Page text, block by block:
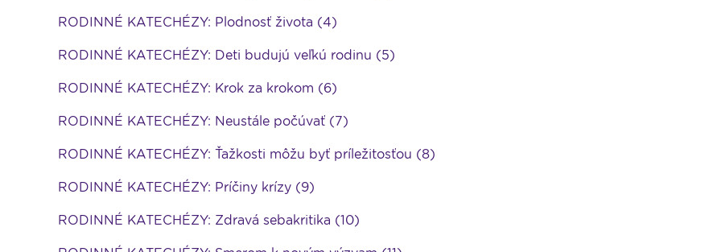
RODINNÉ KATECHÉZY: Plodnosť života (4)
RODINNÉ KATECHÉZY: Deti budujú veľkú rodinu (5)
RODINNÉ KATECHÉZY: Krok za krokom (6)
RODINNÉ KATECHÉZY: Neustále počúvať (7)
RODINNÉ KATECHÉZY: Ťažkosti môžu byť príležitosťou (8)
RODINNÉ KATECHÉZY: Príčiny krízy (9)
RODINNÉ KATECHÉZY: Zdravá sebakritika (10)